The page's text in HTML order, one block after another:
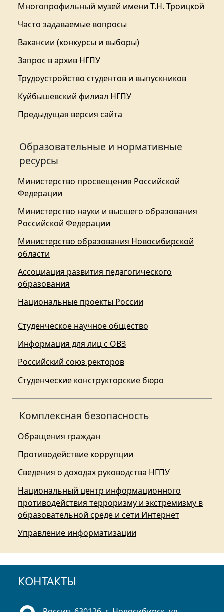
Многопрофильный музей имени Т.Н. Троицкой
Часто задаваемые вопросы
Вакансии (конкурсы и выборы)
Запрос в архив НГПУ
Трудоустройство студентов и выпускников
Куйбышевский филиал НГПУ
Предыдущая версия сайта
Образовательные и нормативные
ресурсы
Министерство просвещения Российской
Федерации
Министерство науки и высшего образования
Российской Федерации
Министерство образования Новосибирской
области
Ассоциация развития педагогического
образования
Национальные проекты России
Студенческое научное общество
Информация для лиц с ОВЗ
Российский союз ректоров
Студенческие конструкторские бюро
Комплексная безопасность
Обращения граждан
Противодействие коррупции
Сведения о доходах руководства НГПУ
Национальный центр информационного
противодействия терроризму и экстремизму в
образовательной среде и сети Интернет
Управление информатизации
КОНТАКТЫ